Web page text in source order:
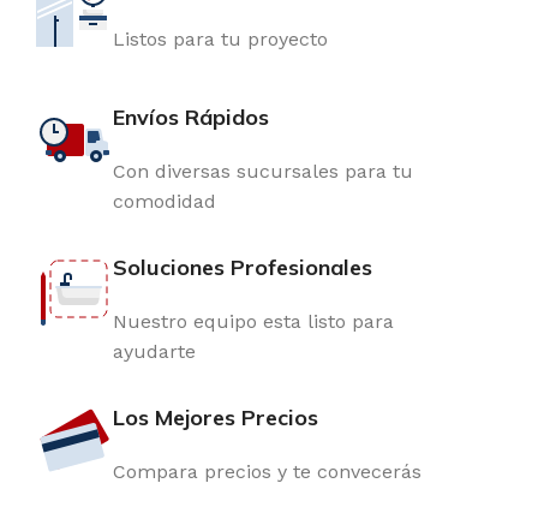
Listos para tu proyecto
Envíos Rápidos
Con diversas sucursales para tu
comodidad
Soluciones Profesionales
Nuestro equipo esta listo para
ayudarte
Los Mejores Precios
Compara precios y te convecerás